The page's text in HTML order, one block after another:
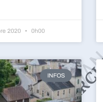
2020 0h00
INFOS